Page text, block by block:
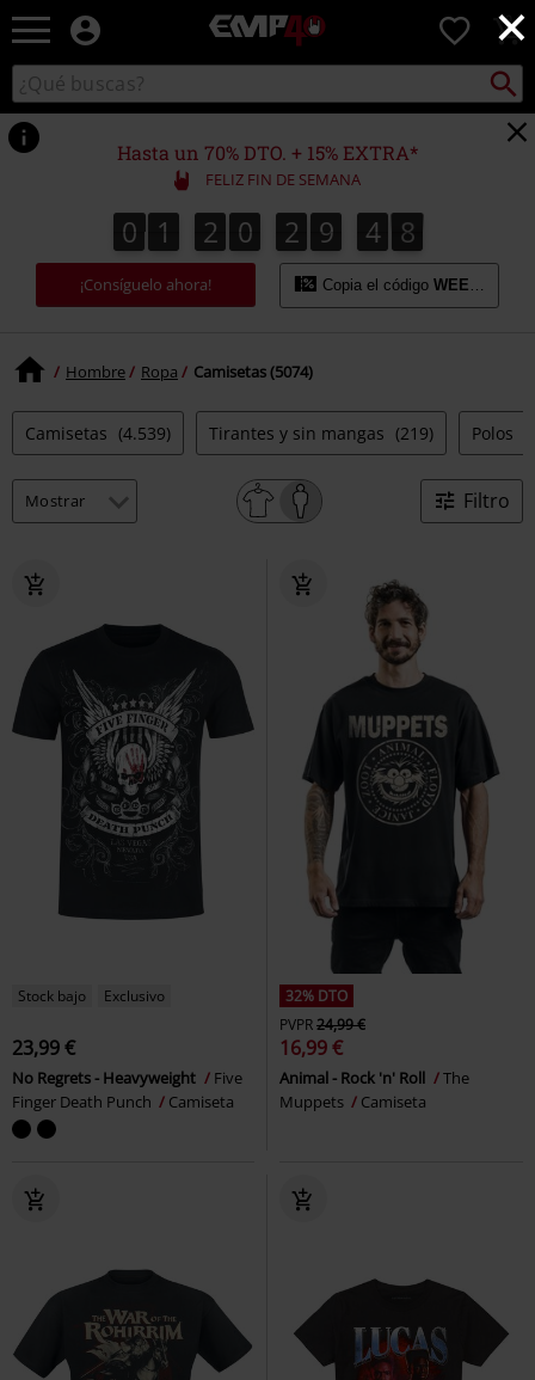
×
EMP
Música,
TV
&
Gaming
Merch
Ropa
Alternativa
0
Buscar
en
el
catálogo
Buscar
Hasta un 70% DTO. + 15% EXTRA*
FELIZ FIN DE SEMANA
0
0 1
1 2
2 0
0 2
2 9
9 4
5
4 6
7
6
8
7
¡Consíguelo ahora! Copia el código WEEKEND
Hombre Ropa Camisetas (5074)
Camisetas (4.539) Tirantes y sin mangas (219) Polos
Filtro
Stock bajo Exclusivo
23,99 €
No Regrets - Heavyweight
Five
Finger Death Punch
Camiseta
32% DTO
PVPR24,99 €
16,99 €
Animal - Rock 'n' Roll
The
Muppets
Camiseta